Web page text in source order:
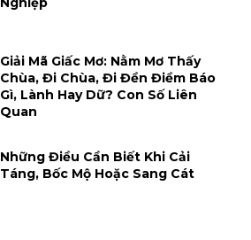
Giải Mã Giấc Mơ: Nằm Mơ Thấy
Chùa, Đi Chùa, Đi Đền Điềm Báo
Gì, Lành Hay Dữ? Con Số Liên
Quan
Những Điều Cần Biết Khi Cải
Táng, Bốc Mộ Hoặc Sang Cát